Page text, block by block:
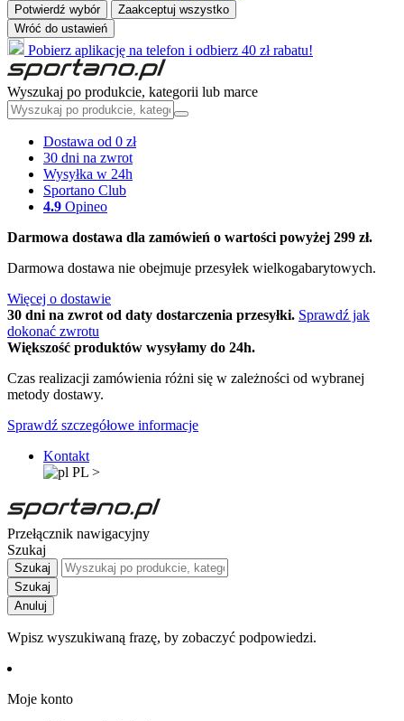
Potwierdź wybór
Zaakceptuj wszystko
Wróć do ustawień
Pobierz aplikację na telefon i odbierz 40 zł rabatu!
Wyszukaj po produkcie, kategorii lub marce
Dostawa od 0 zł
30 dni na zwrot
Wysyłka w 24h
Sportano Club
4.9 Opineo
Darmowa dostawa dla zamówień o wartości powyżej 299 zł.
Darmowa dostawa nie obejmuje przesyłek wielkogabarytowych.
Więcej o dostawie
30 dni na zwrot od daty dostarczenia przesyłki. Sprawdź jak
dokonać zwrotu
Większość produktów wysyłamy do 24h.
Czas realizacji zamówienia różni się w zależności od wybranej
metody dostawy.
Sprawdź szczegółowe informacje
Kontakt
PL >
Przełącznik nawigacyjny
Szukaj
Szukaj
Szukaj
Anuluj
Wpisz wyszukiwaną frazę, by zobaczyć podpowiedzi.
Moje konto